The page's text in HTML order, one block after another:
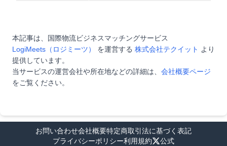
本記事は、国際物流ビジネスマッチングサービス
LogiMeets（ロジミーツ）
を運営する 株式会社テクイット より
提供しています。
当サービスの運営会社や所在地などの詳細は、 会社概要ページ
をご覧ください。
お問い合わせ会社概要特定商取引法に基づく表記
プライバシーポリシー利用規約 公式